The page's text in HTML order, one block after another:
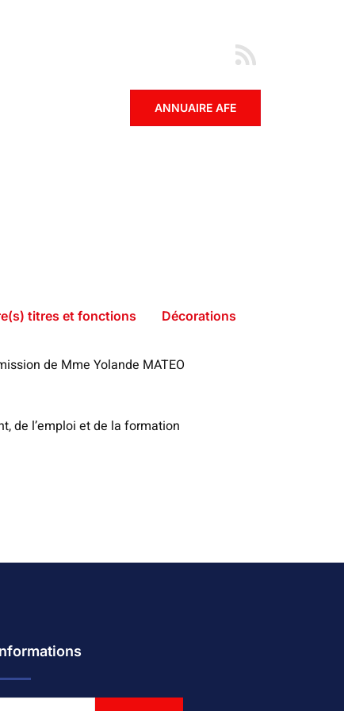
ANNUAIRE AFE
titres et fonctions Décorations
de Mme Yolande MATEO
de l’emploi et de la formation